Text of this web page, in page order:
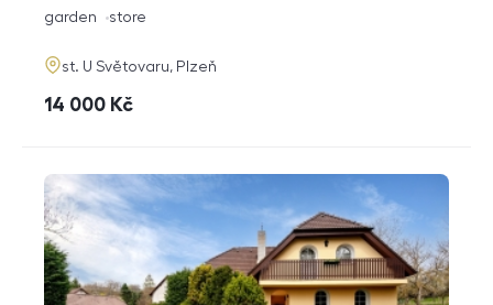
funkce
garden store
adresa
st. U Světovaru, Plzeň
cena
14 000 Kč